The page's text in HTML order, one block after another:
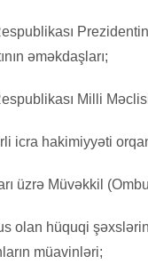
əməkdaşları;
Milli
icra hakimiyyəti
üzrə Müvəkkil
olan hüquqi
müavinləri;